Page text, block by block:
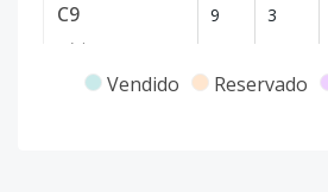
C9
Código
9 3
Vendido Reservado